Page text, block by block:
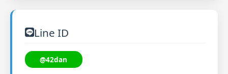
Line ID
@42dan